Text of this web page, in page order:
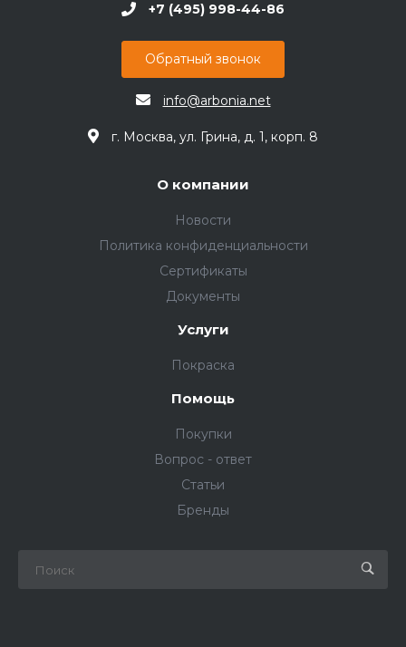
+7 (495) 998-44-86
Обратный звонок
info@arbonia.net
г. Москва, ул. Грина, д. 1, корп. 8
О компании
Новости
Политика конфиденциальности
Сертификаты
Документы
Услуги
Покраска
Помощь
Покупки
Вопрос - ответ
Статьи
Бренды